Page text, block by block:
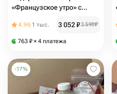
«Французское утро» с
круассана 🥐
4.96 1 тыс. 3 052₽3 590₽
763 ₽ × 4 платежа
-17%